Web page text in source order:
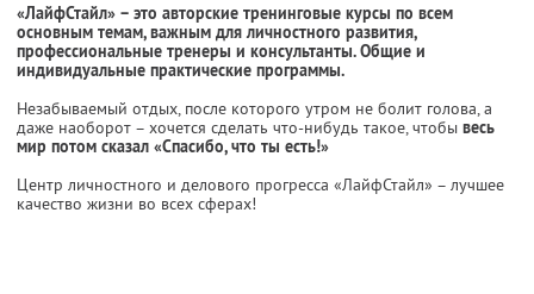
«ЛайфСтайл» – это авторские тренинговые курсы по всем
основным темам, важным для личностного развития,
профессиональные тренеры и консультанты. Общие и
индивидуальные практические программы.
Незабываемый отдых, после которого утром не болит голова, а
даже наоборот – хочется сделать что-нибудь такое, чтобы весь
мир потом сказал «Спасибо, что ты есть!»
Центр личностного и делового прогресса «ЛайфСтайл» – лучшее
качество жизни во всех сферах!